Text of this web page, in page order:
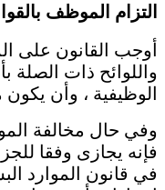
التزام الموظف
أوجب القانون على
واللوائح ذات الصلة
الوظيفية ، وأن يكون
وفي حال مخالفة
فإنه يجازى وفقا
في قانون الموارد